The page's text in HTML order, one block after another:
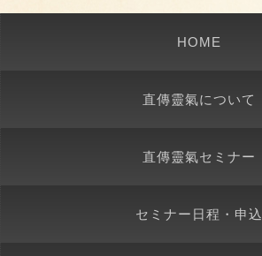
HOME
直傳靈氣について
直傳靈氣セミナー
セミナー日程・申込